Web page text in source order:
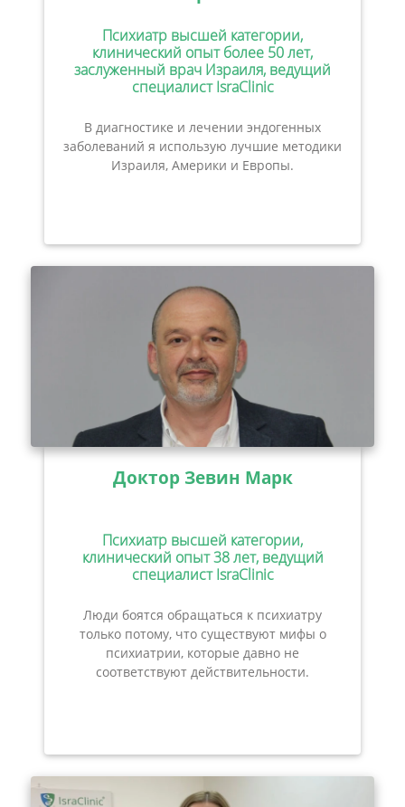
Психиатр высшей категории,
клинический опыт более 50 лет,
заслуженный врач Израиля, ведущий
специалист IsraClinic
В диагностике и лечении эндогенных
заболеваний я использую лучшие методики
Израиля, Америки и Европы.
Доктор Зевин Марк
Психиатр высшей категории,
клинический опыт 38 лет, ведущий
специалист IsraClinic
Люди боятся обращаться к психиатру
только потому, что существуют мифы о
психиатрии, которые давно не
соответствуют действительности.